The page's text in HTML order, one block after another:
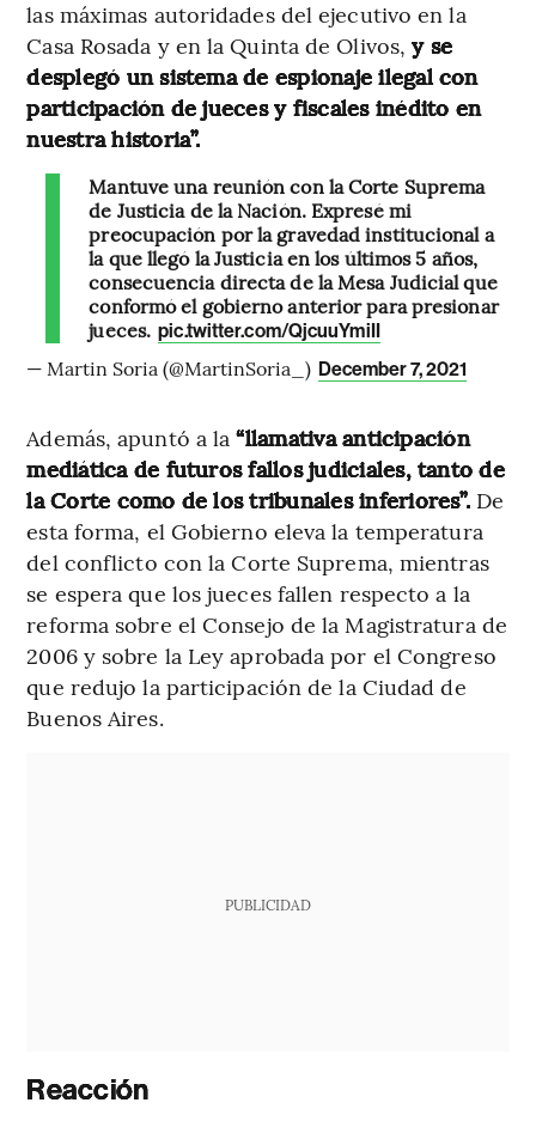
las máximas autoridades del ejecutivo en la
Casa Rosada y en la Quinta de Olivos, y se
desplegó un sistema de espionaje ilegal con
participación de jueces y fiscales inédito en
nuestra historia”.
Mantuve una reunión con la Corte Suprema
de Justicia de la Nación. Expresé mi
preocupación por la gravedad institucional a
la que llegó la Justicia en los últimos 5 años,
consecuencia directa de la Mesa Judicial que
conformó el gobierno anterior para presionar
jueces. pic.twitter.com/QjcuuYmiII
— Martin Soria (@MartinSoria_) December 7, 2021
Además, apuntó a la“llamativa anticipación
mediática de futuros fallos judiciales, tanto de
la Corte como de los tribunales inferiores”.De
esta forma, el Gobierno eleva la temperatura
del conflicto con la Corte Suprema, mientras
se espera que los jueces fallen respecto a la
reforma sobre el Consejo de la Magistratura de
2006 y sobre la Ley aprobada por el Congreso
que redujo la participación de la Ciudad de
Buenos Aires.
PUBLICIDAD
Reacción